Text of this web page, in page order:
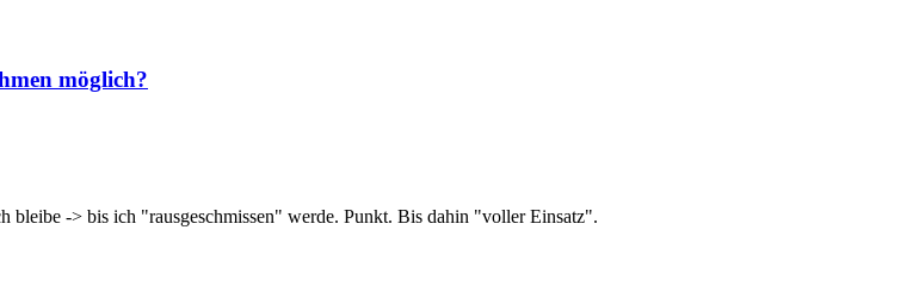
möglich?
-> bis ich "rausgeschmissen" werde. Punkt. Bis dahin "voller Einsatz".